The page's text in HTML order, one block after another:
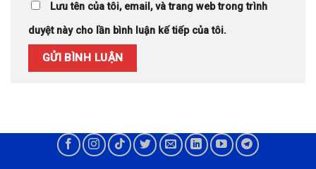
Lưu tên của tôi, email, và trang web trong trình
duyệt này cho lần bình luận kế tiếp của tôi.